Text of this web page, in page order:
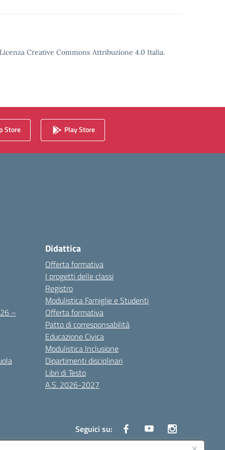
Creative Commons Attribuzione 4.0 Italia.
Store Play Store
–
Didattica
Offerta formativa
I progetti delle classi
Registro
Modulistica Famiglie e Studenti
Offerta formativa
Patto di corresponsabilità
Educazione Civica
Modulistica Inclusione
Dipartimenti disciplinari
Libri di Testo
A.S. 2026-2027
Seguici su: